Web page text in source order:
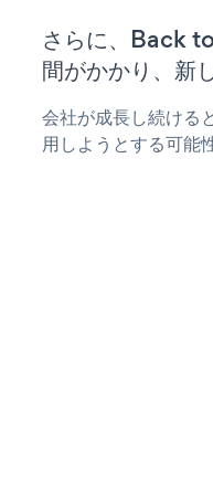
さらに、Back
間がかかり、新
会社が成長し続ける
用しようとする可能